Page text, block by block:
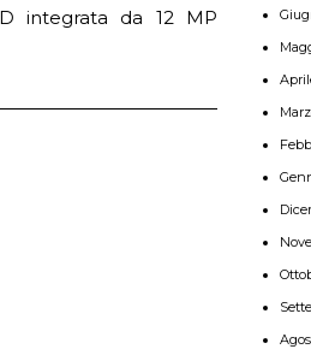
integrata da 12 MP